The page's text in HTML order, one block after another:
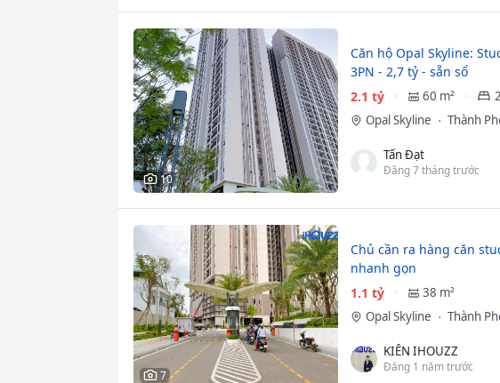
10
Căn hộ Opal Skyline:
3PN - 2,7 tỷ - sẵn sổ
2.1 tỷ
60 m² 2
Opal Skyline
Thành
Tấn Đạt
Đăng 7 tháng trước
7
Chủ cần ra hàng căn
nhanh gọn
1.1 tỷ
38 m²
Opal Skyline
Thành
KIÊN IHOUZZ
Đăng 1 năm trước